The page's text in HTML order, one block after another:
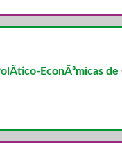
EconÃ³micas de